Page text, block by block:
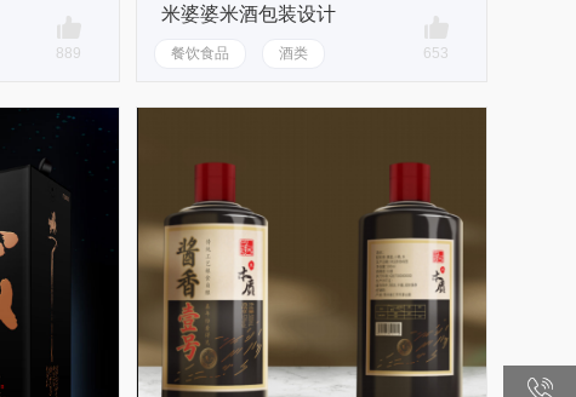
889
米婆婆米酒包装设计
餐饮食品 酒类 653